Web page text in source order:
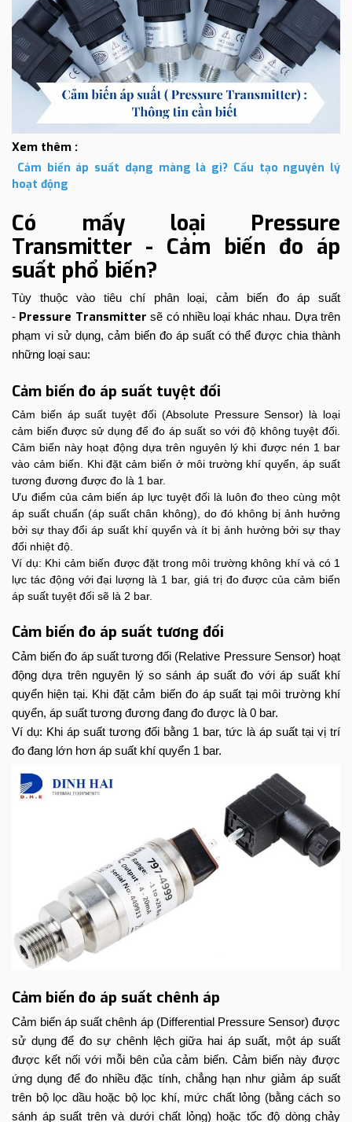
Xem thêm :
Cảm biến áp suất dạng màng là gì? Cấu tạo nguyên lý
hoạt động
Có mấy loại Pressure
Transmitter - Cảm biến đo áp
suất phổ biến?
Tùy thuộc vào tiêu chí phân loại, cảm biến đo áp suất
- Pressure Transmittersẽ có nhiều loại khác nhau. Dựa trên
phạm vi sử dụng, cảm biến đo áp suất có thể được chia thành
những loại sau:
Cảm biến đo áp suất tuyệt đối
Cảm biến áp suất tuyệt đối (Absolute Pressure Sensor) là loại
cảm biến được sử dụng để đo áp suất so với độ không tuyệt đối.
Cảm biến này hoạt động dựa trên nguyên lý khi được nén 1 bar
vào cảm biến. Khi đặt cảm biến ở môi trường khí quyển, áp suất
tương đương được đo là 1 bar.
Ưu điểm của cảm biến áp lực tuyệt đối là luôn đo theo cùng một
áp suất chuẩn (áp suất chân không), do đó không bị ảnh hưởng
bởi sự thay đổi áp suất khí quyển và ít bị ảnh hưởng bởi sự thay
đổi nhiệt độ.
Ví dụ: Khi cảm biến được đặt trong môi trường không khí và có 1
lực tác động với đại lượng là 1 bar, giá trị đo được của cảm biến
áp suất tuyệt đối sẽ là 2 bar.
Cảm biến đo áp suất tương đối
Cảm biến đo áp suất tương đối (Relative Pressure Sensor) hoạt
động dựa trên nguyên lý so sánh áp suất đo với áp suất khí
quyển hiện tại. Khi đặt cảm biến đo áp suất tại môi trường khí
quyển, áp suất tương đương đang đo được là 0 bar.
Ví dụ: Khi áp suất tương đối bằng 1 bar, tức là áp suất tại vị trí
đo đang lớn hơn áp suất khí quyển 1 bar.
Cảm biến đo áp suất chênh áp
Cảm biến áp suất chênh áp (Differential Pressure Sensor) được
sử dụng để đo sự chênh lệch giữa hai áp suất, một áp suất
được kết nối với mỗi bên của cảm biến. Cảm biến này được
ứng dụng để đo nhiều đặc tính, chẳng hạn như giảm áp suất
trên bộ lọc dầu hoặc bộ lọc khí, mức chất lỏng (bằng cách so
sánh áp suất trên và dưới chất lỏng) hoặc tốc độ dòng chảy